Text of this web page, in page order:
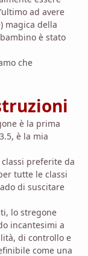
ad avere
magica della
è stato
che
è la prima
è la mia
preferite da
tutte le classi
di suscitare
lo stregone
incantesimi a
di controllo e
come una